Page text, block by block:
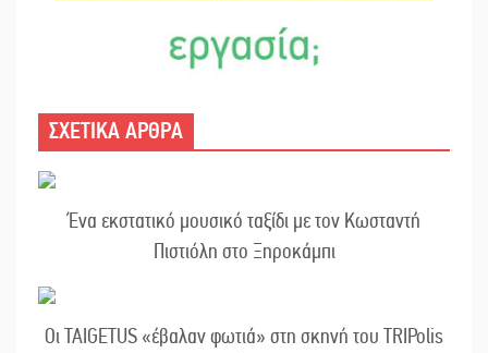
ΣΧΕΤΙΚΑ ΑΡΘΡΑ
Ένα εκστατικό μουσικό ταξίδι με τον Κωσταντή
Πιστιόλη στο Ξηροκάμπι
Οι TAIGETUS «έβαλαν φωτιά» στη σκηνή του TRIPolis